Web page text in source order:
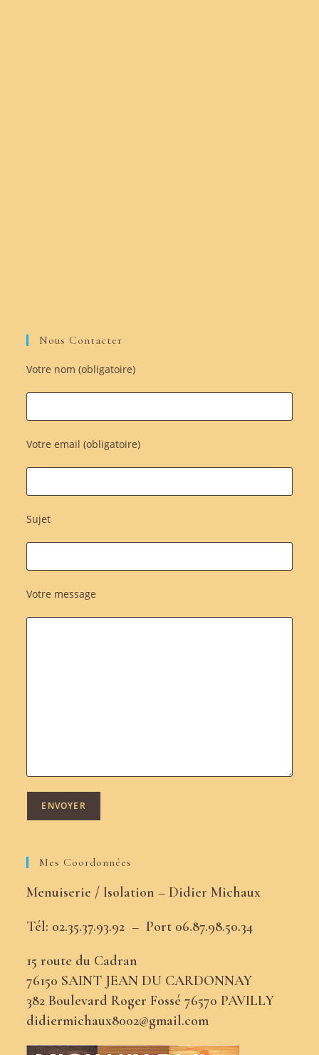
Nous Contacter
Votre nom (obligatoire)
Votre email (obligatoire)
Sujet
Votre message
Mes Coordonnées
Menuiserie / Isolation – Didier Michaux
Tél: 02.35.37.93.92 – Port 06.87.98.50.34
15 route du Cadran
76150 SAINT JEAN DU CARDONNAY
382 Boulevard Roger Fossé 76570 PAVILLY
didiermichaux8002@gmail.com